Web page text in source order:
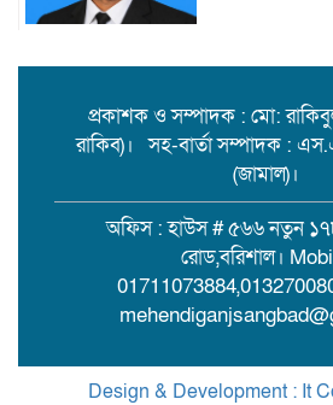
মামলা-হামলা-
উলানিয়ার মন
বিএনপির সমর্থন
বিয়ের দাওয়াত
মেহেন্দীগঞ্জে
নিখোঁজ
আন্তঃজেলা
প্রকাশক ও সম্পাদক : মো:
রাকিব)। সহ-বার্তা সম্পাদক :
(জামাল)।
অফিস : হাউস # ৫৬৬ নতুন
রোড,বরিশাল।
Design & Development : It